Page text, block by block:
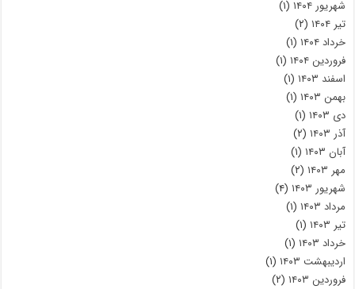
شهریور ۱۴۰۴
(۱)
تیر ۱۴۰۴
(۲)
خرداد ۱۴۰۴
(۱)
فروردین ۱۴۰۴
(۱)
اسفند ۱۴۰۳
(۱)
بهمن ۱۴۰۳
(۱)
دی ۱۴۰۳
(۱)
آذر ۱۴۰۳
(۲)
آبان ۱۴۰۳
(۱)
مهر ۱۴۰۳
(۲)
شهریور ۱۴۰۳
(۴)
مرداد ۱۴۰۳
(۱)
تیر ۱۴۰۳
(۱)
خرداد ۱۴۰۳
(۱)
اردیبهشت ۱۴۰۳
(۱)
فروردین ۱۴۰۳
(۲)